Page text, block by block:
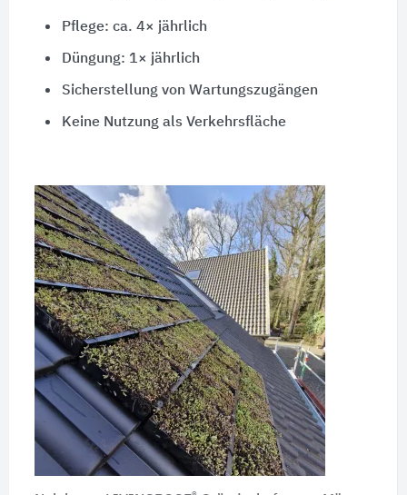
Pflege: ca. 4× jährlich
Düngung: 1× jährlich
Sicherstellung von Wartungszugängen
Keine Nutzung als Verkehrsfläche